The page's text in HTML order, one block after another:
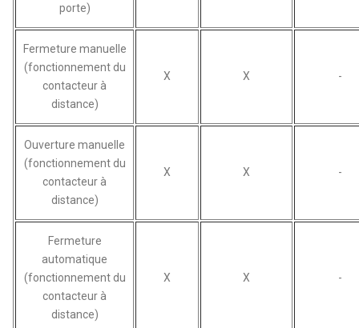
porte)
Fermeture manuelle
(fonctionnement du
contacteur à
distance)
X X -
Ouverture manuelle
(fonctionnement du
contacteur à
distance)
X X -
Fermeture
automatique
(fonctionnement du
contacteur à
distance)
X X -